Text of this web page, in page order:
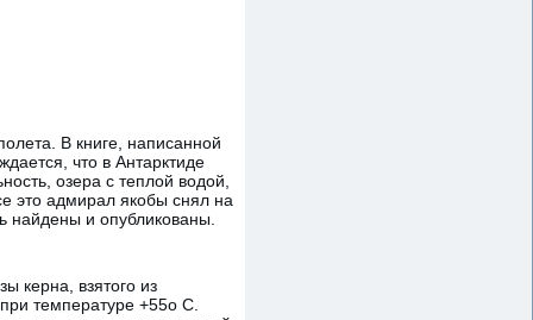
В книге, написанной
что в Антарктиде
озера с теплой водой,
это адмирал якобы снял на
найдены и опубликованы.
керна, взятого из
температуре +55o С.